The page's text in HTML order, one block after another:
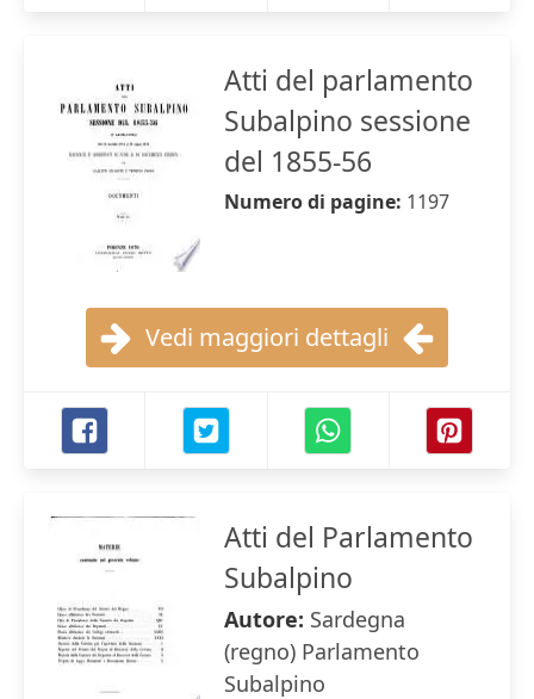
Atti del parlamento
Subalpino sessione
del 1855-56
Numero di pagine: 1197
Vedi maggiori dettagli
Atti del Parlamento
Subalpino
Autore: Sardegna
(regno) Parlamento
Subalpino